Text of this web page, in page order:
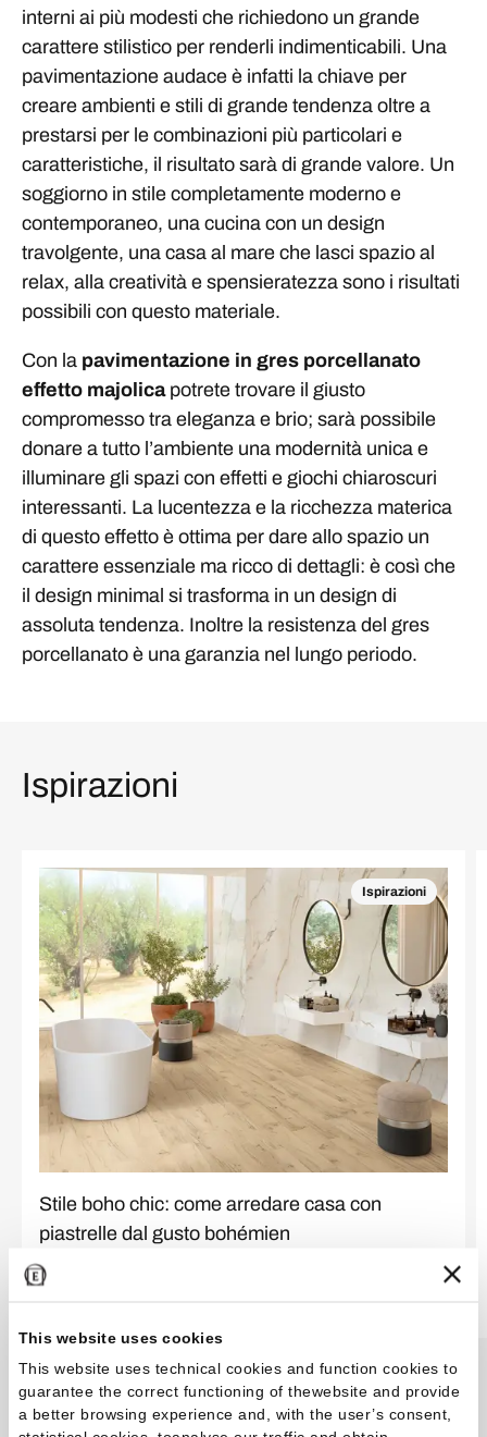
This website uses cookies
This website uses technical cookies and function cookies to
guarantee the correct functioning of thewebsite and provide
a better browsing experience and, with the user’s consent,
interni ai più modesti che richiedono un grande
carattere stilistico per renderli indimenticabili. Una
pavimentazione audace è infatti la chiave per
creare ambienti e stili di grande tendenza oltre a
prestarsi per le combinazioni più particolari e
caratteristiche, il risultato sarà di grande valore. Un
soggiorno in stile completamente moderno e
contemporaneo, una cucina con un design
travolgente, una casa al mare che lasci spazio al
relax, alla creatività e spensieratezza sono i risultati
possibili con questo materiale.
Con la pavimentazione in gres porcellanato
effetto majolicapotrete trovare il giusto
compromesso tra eleganza e brio; sarà possibile
donare a tutto l’ambiente una modernità unica e
illuminare gli spazi con effetti e giochi chiaroscuri
interessanti. La lucentezza e la ricchezza materica
di questo effetto è ottima per dare allo spazio un
carattere essenziale ma ricco di dettagli: è così che
il design minimal si trasforma in un design di
assoluta tendenza. Inoltre la resistenza del gres
porcellanato è una garanzia nel lungo periodo.
Ispirazioni
Ispirazioni
Stile boho chic: come arredare casa con
piastrelle dal gusto bohémien